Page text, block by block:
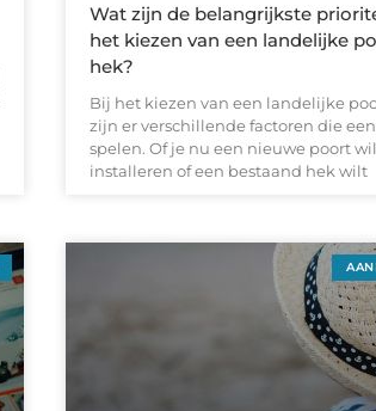
Wat zijn de belangrijkste
het kiezen van een landelijke
hek?
Bij het kiezen van een landelijke
zijn er verschillende factoren die
spelen. Of je nu een nieuwe poort
installeren of een bestaand hek wilt